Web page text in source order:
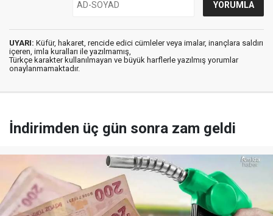
UYARI: Küfür, hakaret, rencide edici cümleler veya imalar, inançlara saldırı
içeren, imla kuralları ile yazılmamış,
Türkçe karakter kullanılmayan ve büyük harflerle yazılmış yorumlar
onaylanmamaktadır.
İndirimden üç gün sonra zam geldi